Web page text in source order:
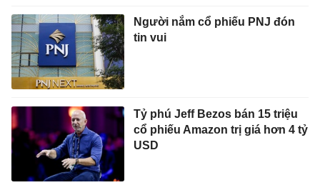
Người nắm cổ phiếu PNJ đón
tin vui
Tỷ phú Jeff Bezos bán 15 triệu
cổ phiếu Amazon trị giá hơn 4 tỷ
USD